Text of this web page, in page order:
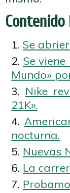
Contenido
Se
Se
Mundo»
Nike
21K».
nocturna.
Nuevas
La